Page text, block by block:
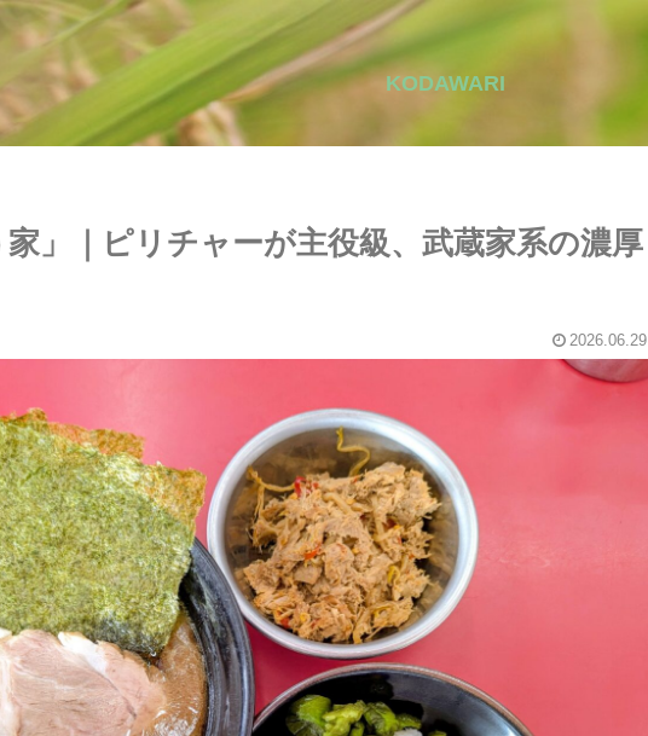
KODAWARI
」｜ピリチャーが主役級、武蔵家系の濃厚
2026.06.29